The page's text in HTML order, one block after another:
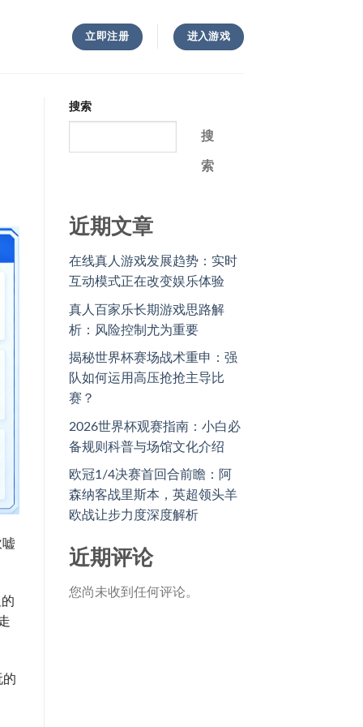
立即注册 进入游戏
的
搜索
搜
索
近期文章
在线真人游戏发展趋势：实时
互动模式正在改变娱乐体验
真人百家乐长期游戏思路解
析：风险控制尤为重要
揭秘世界杯赛场战术重申：强
队如何运用高压抢抢主导比
赛？
2026世界杯观赛指南：小白必
备规则科普与场馆文化介绍
欧冠1/4决赛首回合前瞻：阿
森纳客战里斯本，英超领头羊
欧战让步力度深度解析
近期评论
您尚未收到任何评论。